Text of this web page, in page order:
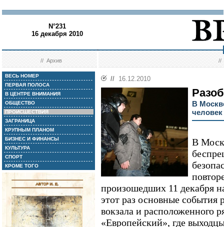
N°231
16 декабря 2010
//Архив //
ВЕСЬ НОМЕР
ПЕРВАЯ ПОЛОСА
В ЦЕНТРЕ ВНИМАНИЯ
ОБЩЕСТВО
ПРОИСШЕСТВИЯ
ЗАГРАНИЦА
КРУПНЫМ ПЛАНОМ
БИЗНЕС И ФИНАНСЫ
КУЛЬТУРА
СПОРТ
КРОМЕ ТОГО
// 16.12.2010
В
человек
В
произошедших 11 декабря
этот раз основные события
вокзала и расположенного
«Европейский», где